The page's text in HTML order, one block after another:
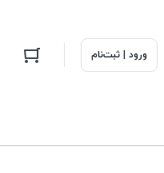
ورود | ثبت‌نام